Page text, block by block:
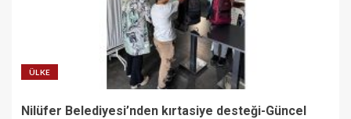
ÜLKE
Nilüfer Belediyesi’nden kırtasiye desteği-Güncel